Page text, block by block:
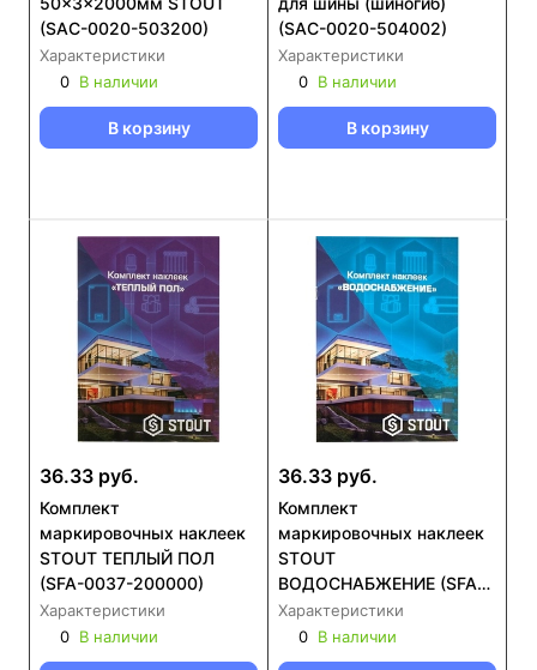
(SAC-0020-503200)
Характеристики
0 В наличии
В корзину
(SAC-0020-504002)
Характеристики
0 В наличии
В корзину
36.33 руб.
Комплект
маркировочных наклеек
STOUT ТЕПЛЫЙ ПОЛ
(SFA-0037-200000)
Характеристики
0 В наличии
36.33 руб.
Комплект
маркировочных наклеек
STOUT
ВОДОСНАБЖЕНИЕ (SFA-
0037-300000)
Характеристики
0 В наличии